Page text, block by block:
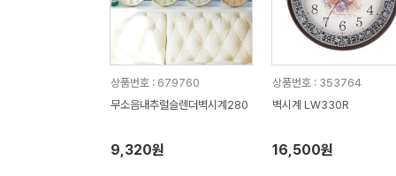
상품번호 : 679760
무소음내추럴슬렌더벽시계280
9,320원
상품번호 : 353764
벽시계 LW330R
16,500원